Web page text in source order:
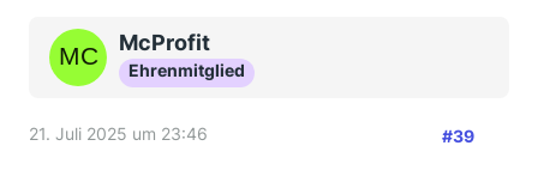
McProfit
Ehrenmitglied
21. Juli 2025 um 23:46 #39